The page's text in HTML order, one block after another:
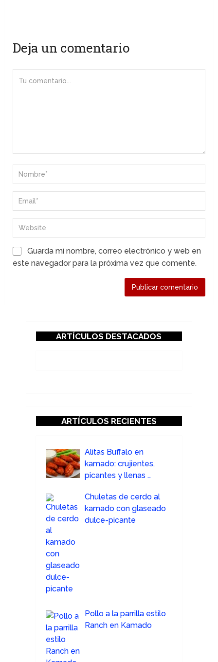
Deja un comentario
Guarda mi nombre, correo electrónico y web en
este navegador para la próxima vez que comente.
ARTÍCULOS DESTACADOS
ARTÍCULOS RECIENTES
Alitas Buffalo en
kamado: crujientes,
picantes y llenas …
Chuletas de cerdo al
kamado con glaseado
dulce-picante
Pollo a la parrilla estilo
Ranch en Kamado